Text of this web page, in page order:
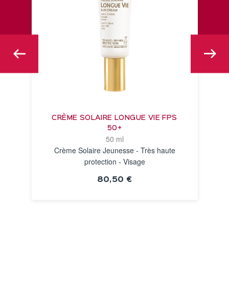
CRÈME SOLAIRE LONGUE VIE FPS
50+
50 ml
Crème Solaire Jeunesse - Très haute
protection - Visage
80,50 €